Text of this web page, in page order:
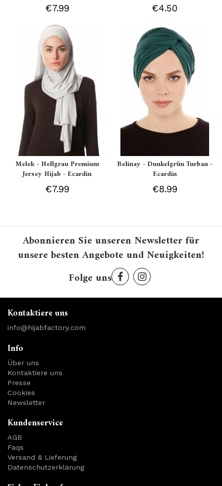
€7.99 €4.50
Melek - Hellgrau Premium
Jersey Hijab - Ecardin
€7.99
Belinay - Dunkelgrün Turban -
Ecardin
€8.99
Abonnieren Sie unseren Newsletter für
unsere besten Angebote und Neuigkeiten!
Folge uns
Kontaktiere uns
info@hijabfactory.com
Info
Über uns
Kontaktiere uns
Presse
Cookies
Newsletter
Kundenservice
AGB
Faqs
Versand & Lieferung
Datenschutzerklärung